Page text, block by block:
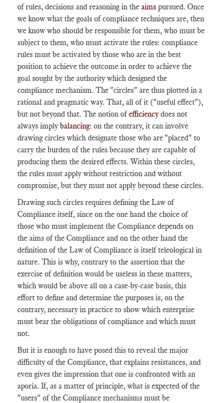
of rules, decisions and reasoning in the aims pursued. Once
we know what the goals of compliance techniques are, then
we know who should be responsible for them, who must be
subject to them, who must activate the rules: compliance
rules must be activated by those who are in the best
position to achieve the outcome in order to achieve the
goal sought by the authority which designed the
compliance mechanism. The "circles" are thus plotted in a
rational and pragmatic way. That, all of it ("useful effect"),
but not beyond that. The notion ofefficiencydoes not
always implybalancing: on the contrary, it can involve
drawing circles which designate those who are "placed" to
carry the burden of the rules because they are capable of
producing them the desired effects. Within these circles,
the rules must apply without restriction and without
compromise, but they must not apply beyond these circles.
Drawing such circles requires defining the Law of
Compliance itself, since on the one hand the choice of
those who must implement the Compliance depends on
the aims of the Compliance and on the other hand the
definition of the Law of Compliance is itself teleological in
nature. This is why, contrary to the assertion that the
exercise of definition would be useless in these matters,
which would be above all on a case-by-case basis, this
effort to define and determine the purposes is, on the
contrary, necessary in practice to show which enterprise
must bear the obligations of compliance and which must
not.
But it is enough to have posed this to reveal the major
difficulty of the Compliance, that explains resistances, and
even gives the impression that one is confronted with an
aporia. If, as a matter of principle, what is expected of the
"users" of the Compliance mechanisms must be